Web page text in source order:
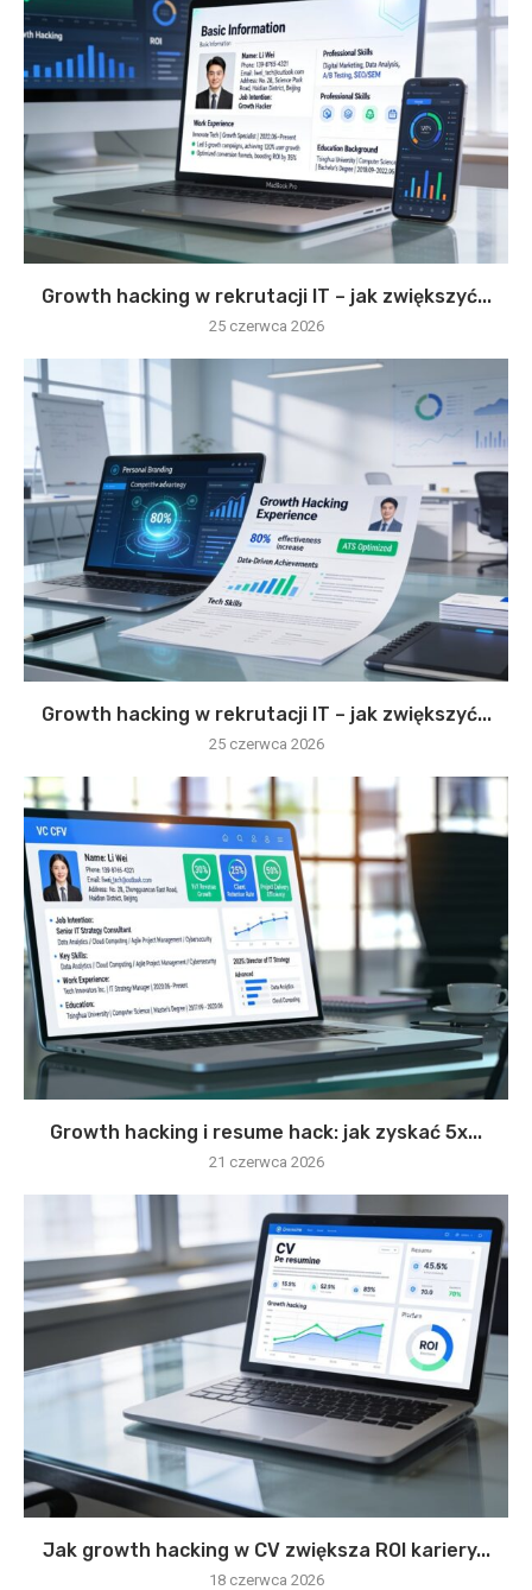
Growth hacking w rekrutacji IT – jak zwiększyć...
25 czerwca 2026
Growth hacking w rekrutacji IT – jak zwiększyć...
25 czerwca 2026
Growth hacking i resume hack: jak zyskać 5x...
21 czerwca 2026
Jak growth hacking w CV zwiększa ROI kariery...
18 czerwca 2026